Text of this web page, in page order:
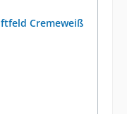
JUNG CD590NA Wippe mit Schriftfeld Cremeweiß